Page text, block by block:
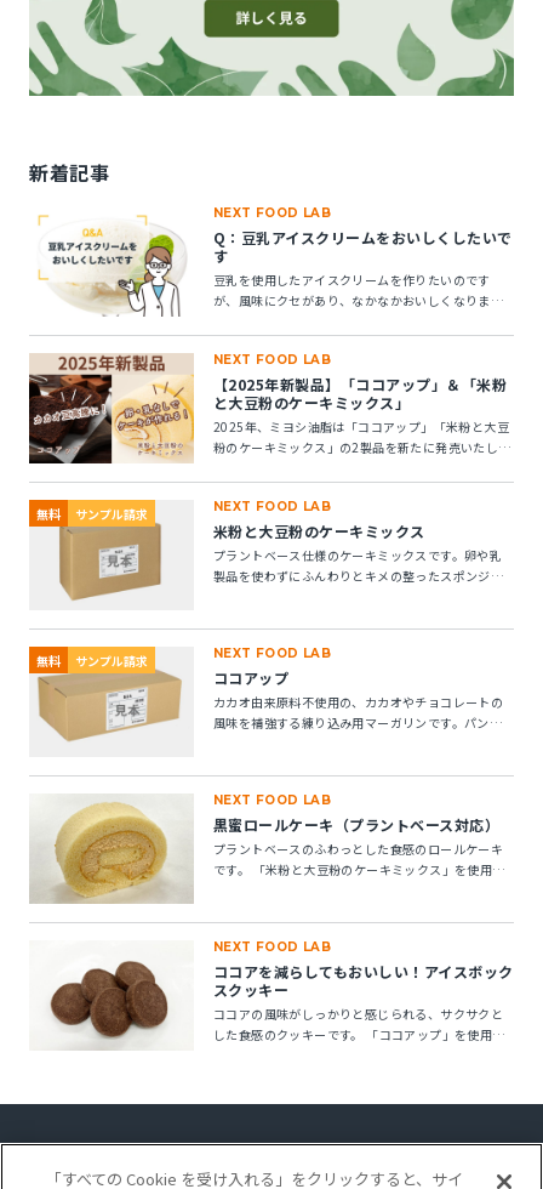
新着記事
NEXT FOOD LAB
Q：豆乳アイスクリームをおいしくしたいで
す
豆乳を使用したアイスクリームを作りたいのです
が、風味にクセがあり、なかなかおいしくなりませ
NEXT FOOD LAB
【2025年新製品】「ココアップ」＆「米粉
と大豆粉のケーキミックス」
2025年、ミヨシ油脂は「ココアップ」「米粉と大豆
粉のケーキミックス」の2製品を新たに発売いたしま
無料 サンプル請求 NEXT FOOD LAB
米粉と大豆粉のケーキミックス
プラントベース仕様のケーキミックスです。卵や乳
製品を使わずにふんわりとキメの整ったスポンジケ
無料 サンプル請求 NEXT FOOD LAB
ココアップ
カカオ由来原料不使用の、カカオやチョコレートの
風味を補強する練り込み用マーガリンです。パン・
NEXT FOOD LAB
黒蜜ロールケーキ（プラントベース対応）
プラントベースのふわっとした食感のロールケーキ
です。 「米粉と大豆粉のケーキミックス」を使用す
リューム感のある仕上がりになります。
NEXT FOOD LAB
ココアを減らしてもおいしい！アイスボック
スクッキー
ココアの風味がしっかりと感じられる、サクサクと
した食感のクッキーです。 「ココアップ」を使用す
「すべての Cookie を受け入れる」をクリックすると、サイ